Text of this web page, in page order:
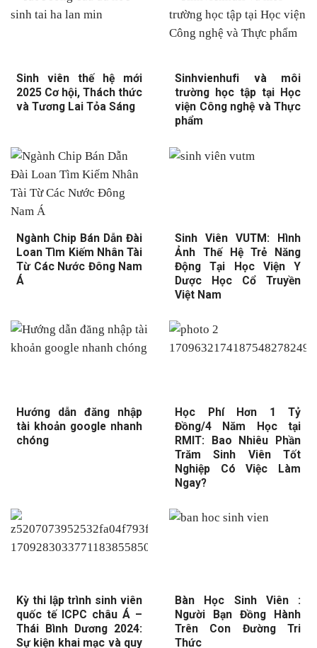
Sinh viên thế hệ mới
2025 Cơ hội, Thách thức
và Tương Lai Tỏa Sáng
Sinhvienhufi và môi
trường học tập tại Học
viện Công nghệ và Thực
phẩm
Ngành Chip Bán Dẫn Đài
Loan Tìm Kiếm Nhân Tài
Từ Các Nước Đông Nam
Á
Sinh Viên VUTM: Hình
Ảnh Thế Hệ Trẻ Năng
Động Tại Học Viện Y
Dược Học Cổ Truyền
Việt Nam
Hướng dẫn đăng nhập
tài khoản google nhanh
chóng
Học Phí Hơn 1 Tỷ
Đồng/4 Năm Học tại
RMIT: Bao Nhiêu Phần
Trăm Sinh Viên Tốt
Nghiệp Có Việc Làm
Ngay?
Kỳ thi lập trình sinh viên
quốc tế ICPC châu Á –
Thái Bình Dương 2024:
Sự kiện khai mạc và quy
Bàn Học Sinh Viên :
Người Bạn Đồng Hành
Trên Con Đường Tri
Thức